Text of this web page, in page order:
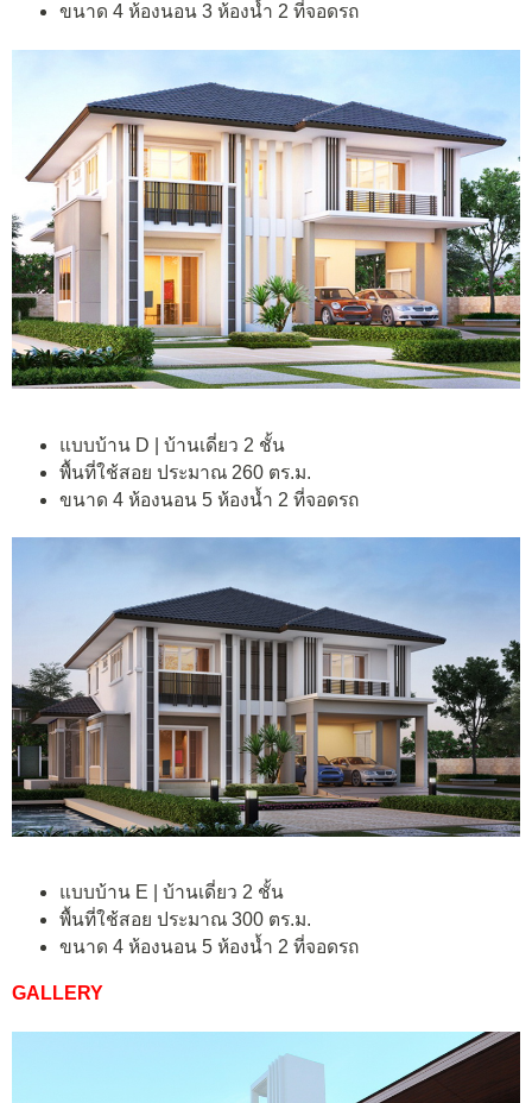
ขนาด 4 ห้องนอน 3 ห้องน้ำ 2 ที่จอดรถ
แบบบ้าน D | บ้านเดี่ยว 2 ชั้น
พื้นที่ใช้สอย ประมาณ 260 ตร.ม.
ขนาด 4 ห้องนอน 5 ห้องน้ำ 2 ที่จอดรถ
แบบบ้าน E | บ้านเดี่ยว 2 ชั้น
พื้นที่ใช้สอย ประมาณ 300 ตร.ม.
ขนาด 4 ห้องนอน 5 ห้องน้ำ 2 ที่จอดรถ
GALLERY